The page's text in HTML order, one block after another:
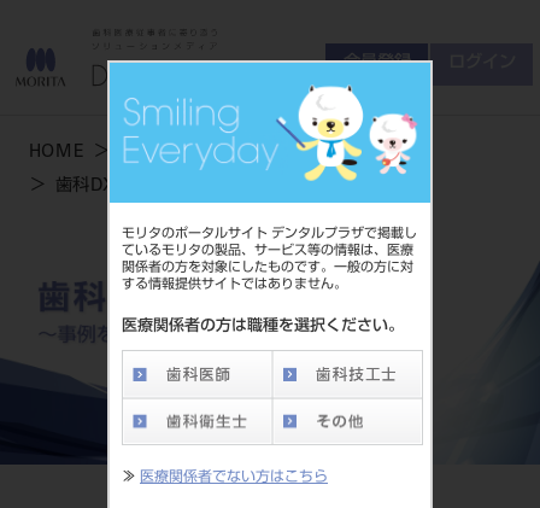
モリタのポータルサイト デンタルプラザで掲載し
ているモリタの製品、サービス等の情報は、医療
関係者の方を対象にしたものです。一般の方に対
する情報提供サイトではありません。
医療関係者の方は職種を選択ください。
≫ 医療関係者でない方はこちら
会員登録
HOME
製品情報
歯科DXのあり方とは〜事例を交えてご紹介〜
お問い合わせ
商品について
友の会について
ご開業について
会員登録 ログイン
MORITA With
製品情報
製品情報トップ
製品カテゴリ
サポート情報